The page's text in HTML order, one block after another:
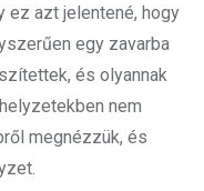
ez azt jelentené, hogy
egy zavarba
és olyannak
nem
megnézzük, és